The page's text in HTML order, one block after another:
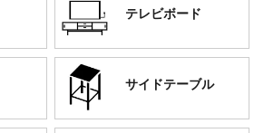
テレビボード
サイドテーブル